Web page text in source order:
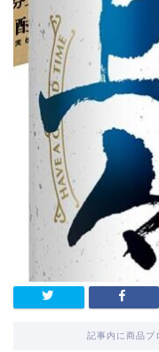
記事内に商品プ